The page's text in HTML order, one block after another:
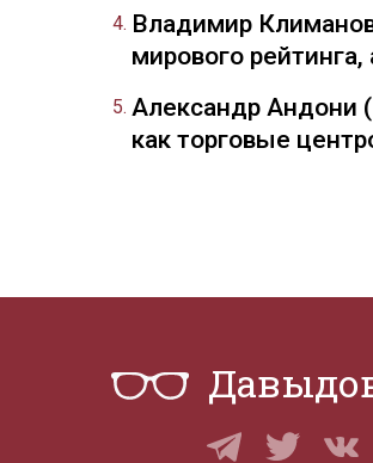
Владимир
мирового
Александр Андони
как торговые